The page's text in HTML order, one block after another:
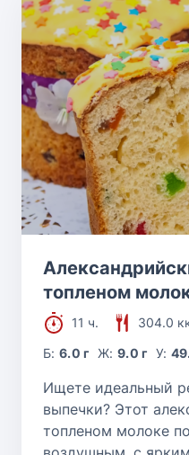
топленом
11 ч.
304.0
Б:6.0 г Ж: 9.0 г У:
Ищете идеальный
выпечки? Этот
топленом молоке